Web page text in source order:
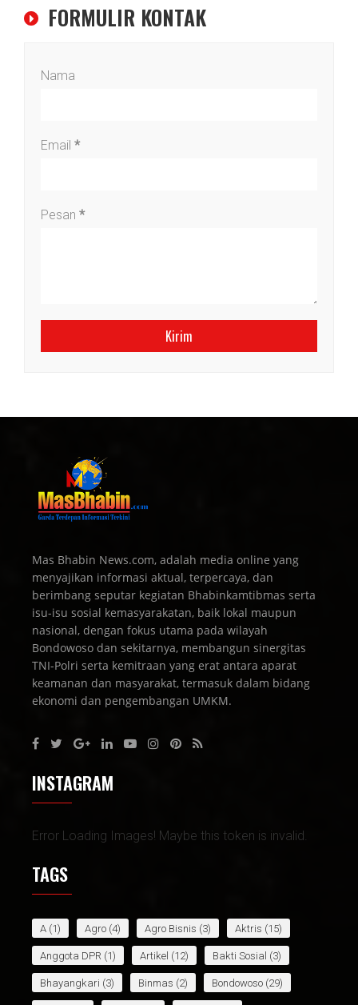
FORMULIR KONTAK
Nama
Email *
Pesan *
Mas Bhabin News.com, adalah media online yang
menyajikan informasi aktual, terpercaya, dan
berimbang seputar kegiatan Bhabinkamtibmas serta
isu-isu sosial kemasyarakatan, baik lokal maupun
nasional, dengan fokus utama pada wilayah
Bondowoso dan sekitarnya, membangun sinergitas
TNI-Polri serta kemitraan yang erat antara aparat
keamanan dan masyarakat, termasuk dalam bidang
ekonomi dan pengembangan UMKM.
INSTAGRAM
Error Loading Images! Maybe this token is invalid.
TAGS
A (1) Agro (4) Agro Bisnis (3) Aktris (15)
Anggota DPR (1) Artikel (12) Bakti Sosial (3)
Bhayangkari (3) Binmas (2) Bondowoso (29)